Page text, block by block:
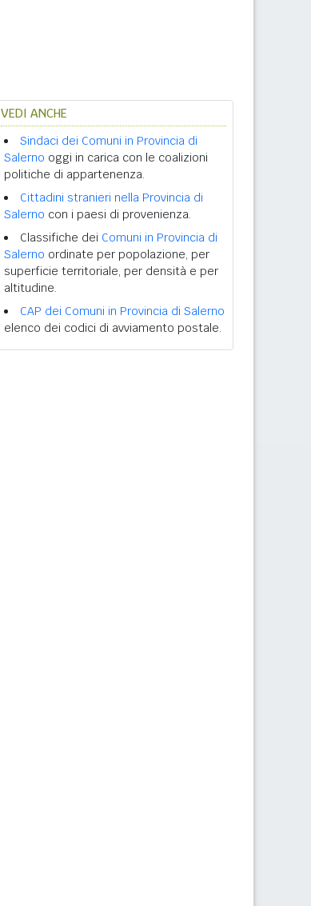
VEDI ANCHE
Sindaci dei Comuni in Provincia di
Salerno oggi in carica con le coalizioni
politiche di appartenenza.
Cittadini stranieri nella Provincia di
Salerno con i paesi di provenienza.
Classifiche dei Comuni in Provincia di
Salerno ordinate per popolazione, per
superficie territoriale, per densità e per
altitudine.
CAP dei Comuni in Provincia di Salerno
elenco dei codici di avviamento postale.